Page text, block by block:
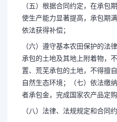
（五）根据合同约定，在承包
使生产能力显著提高，承包期
依法获得补偿；
（六）遵守基本农田保护的法
承包的土地及其地上附着物，
置、荒芜承包的土地，不得擅
自然生态环境；（七）依法缴
者承包金，完成国家农产品定购
（八）法律、法规规定和合同